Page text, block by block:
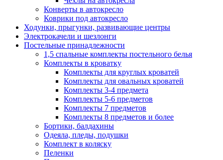
Конверты в автокресло
Коврики под автокресло
Ходунки, прыгунки, развивающие центры
Электрокачели и шезлонги
Постельные принадлежности
1,5 спальные комплекты постельного белья
Комплекты в кроватку
Комплекты для круглых кроватей
Комплекты для овальных кроватей
Комплекты 3-4 предмета
Комплекты 5-6 предметов
Комплекты 7 предметов
Комплекты 8 предметов и более
Бортики, балдахины
Одеяла, пледы, подушки
Комплект в коляску
Пеленки